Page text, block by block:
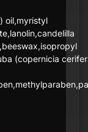
oil,myristyl
(copernicia